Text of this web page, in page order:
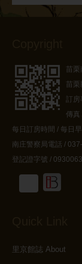
苗
苗
訂房
傳真
每日訂房時間 / 每日
南庄警察局電話 /
登記證字號 /
里京館誌 About